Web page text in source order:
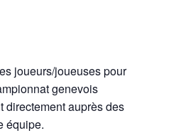
joueurs/joueuses pour
genevois
directement auprès des
équipe.